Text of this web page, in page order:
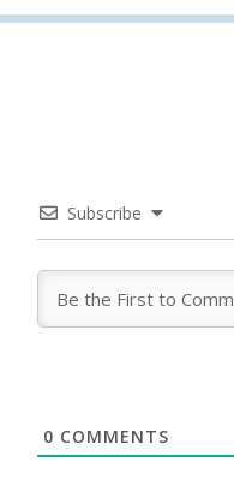
Subscribe
0 COMMENTS